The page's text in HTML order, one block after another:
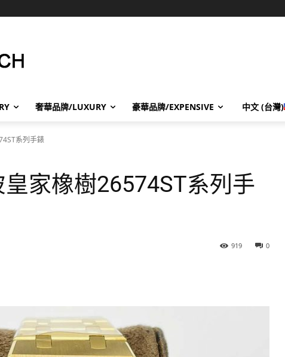
奢華品牌/LUXURY 豪華品牌/EXPENSIVE 中文 (台灣)
系列手錶
家橡樹26574ST系列手
0
919